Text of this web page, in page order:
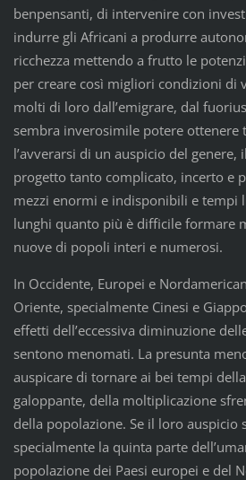
benpensanti, di intervenire con
indurre gli Africani a produrre
ricchezza mettendo a frutto le
per creare così migliori condizioni di
molti di loro dall’emigrare, dal
sembra inverosimile potere ottenere
l’avverarsi di un auspicio del genere,
progetto tanto complicato, incerto e
mezzi enormi e indisponibili e tempi
lunghi quanto più è difficile formare
nuove di popoli interi e numerosi.
In Occidente, Europei e
Oriente, specialmente Cinesi e
effetti dell’eccessiva diminuzione
sentono menomati. La presunta
auspicare di tornare ai bei tempi
galoppante, della moltiplicazione
della popolazione. Se il loro auspicio
specialmente la quinta parte
popolazione dei Paesi europei e del